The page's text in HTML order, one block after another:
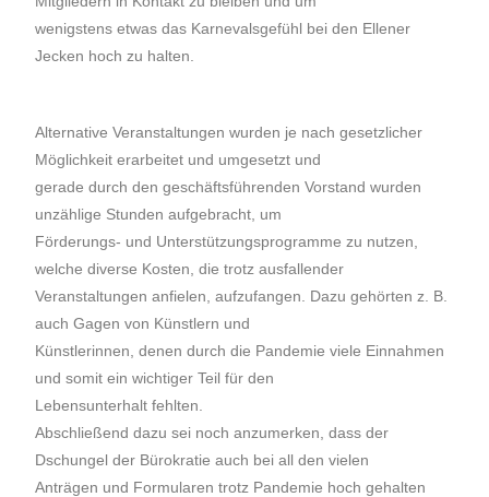
wenigstens etwas das Karnevalsgefühl bei den Ellener
Jecken hoch zu halten.
Alternative Veranstaltungen wurden je nach gesetzlicher
Möglichkeit erarbeitet und umgesetzt und
gerade durch den geschäftsführenden Vorstand wurden
unzählige Stunden aufgebracht, um
Förderungs- und Unterstützungsprogramme zu nutzen,
welche diverse Kosten, die trotz ausfallender
Veranstaltungen anfielen, aufzufangen. Dazu gehörten z. B.
auch Gagen von Künstlern und
Künstlerinnen, denen durch die Pandemie viele Einnahmen
und somit ein wichtiger Teil für den
Lebensunterhalt fehlten.
Abschließend dazu sei noch anzumerken, dass der
Dschungel der Bürokratie auch bei all den vielen
Anträgen und Formularen trotz Pandemie hoch gehalten